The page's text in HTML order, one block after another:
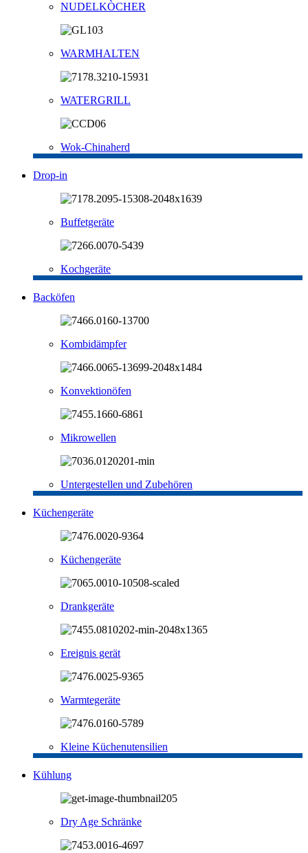
NUDELKÒCHER
WARMHALTEN
WATERGRILL
Wok-Chinaherd
Drop-in
Buffetgeräte
Kochgeräte
Backöfen
Kombidämpfer
Konvektionöfen
Mikrowellen
Untergestellen und Zubehören
Küchengeräte
Küchengeräte
Drankgeräte
Ereignis gerät
Warmtegeräte
Kleine Küchenutensilien
Kühlung
Dry Age Schränke